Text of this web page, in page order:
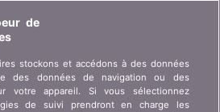
de presse, partenariat,
de
stockons et accédons à des données
des données de navigation ou des
votre appareil. Si vous sélectionnez
de suivi prendront en charge les